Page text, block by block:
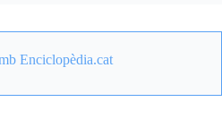
Enciclopèdia.cat